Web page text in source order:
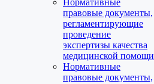
Нормативные
правовые документы,
регламентирующие
проведение
экспертизы качества
медицинской помощи
Нормативные
правовые документы,